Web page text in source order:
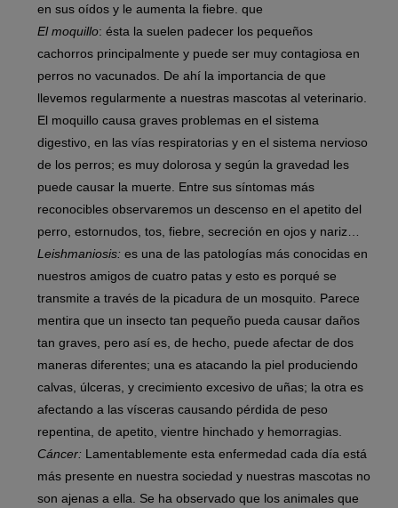
en sus oídos y le aumenta la fiebre. que
El moquillo: ésta la suelen padecer los pequeños
cachorros principalmente y puede ser muy contagiosa en
perros no vacunados. De ahí la importancia de que
llevemos regularmente a nuestras mascotas al veterinario.
El moquillo causa graves problemas en el sistema
digestivo, en las vías respiratorias y en el sistema nervioso
de los perros; es muy dolorosa y según la gravedad les
puede causar la muerte. Entre sus síntomas más
reconocibles observaremos un descenso en el apetito del
perro, estornudos, tos, fiebre, secreción en ojos y nariz…
Leishmaniosis: es una de las patologías más conocidas en
nuestros amigos de cuatro patas y esto es porqué se
transmite a través de la picadura de un mosquito. Parece
mentira que un insecto tan pequeño pueda causar daños
tan graves, pero así es, de hecho, puede afectar de dos
maneras diferentes; una es atacando la piel produciendo
calvas, úlceras, y crecimiento excesivo de uñas; la otra es
afectando a las vísceras causando pérdida de peso
repentina, de apetito, vientre hinchado y hemorragias.
Cáncer: Lamentablemente esta enfermedad cada día está
más presente en nuestra sociedad y nuestras mascotas no
son ajenas a ella. Se ha observado que los animales que